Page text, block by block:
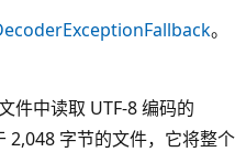
。
件中读取 UTF-8 编码的
2,048 字节的文件，它将整个